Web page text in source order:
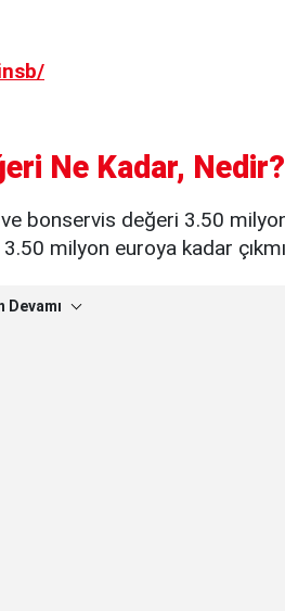
Ne Kadar, Nedir?
bonservis değeri 3.50
milyon euroya kadar
Devamı